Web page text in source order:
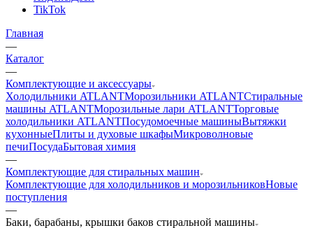
TikTok
Главная
—
Каталог
—
Комплектующие и аксессуары
Холодильники ATLANTМорозильники ATLANTСтиральные
машины ATLANTМорозильные лари ATLANTТорговые
холодильники ATLANTПосудомоечные машиныВытяжки
кухонныеПлиты и духовые шкафыМикроволновые
печиПосудаБытовая химия
—
Комплектующие для стиральных машин
Комплектующие для холодильников и морозильниковНовые
поступления
—
Баки, барабаны, крышки баков стиральной машины